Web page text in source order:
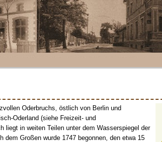
Oderbruchs, östlich von Berlin und
Oderland (siehe Freizeit- und
liegt in weiten Teilen unter dem Wasserspiegel der
dem Großen wurde 1747 begonnen, den etwa 15